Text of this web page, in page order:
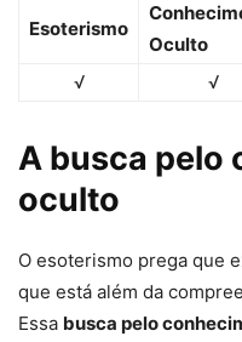
Esoterismo
Oculto
√ √
A busca pelo
oculto
O esoterismo prega que
que está além da
Essa busca pelo